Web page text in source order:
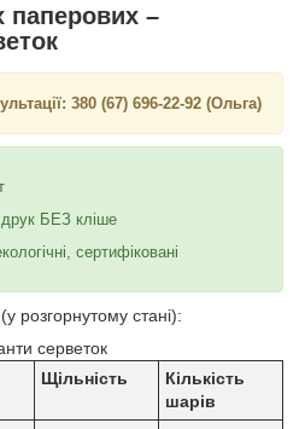
паперових –
380 (67) 696-22-92 (Ольга)
друк БЕЗ кліше
сертифіковані
розгорнутому стані):
серветок
Щільність
Кількість
шарів